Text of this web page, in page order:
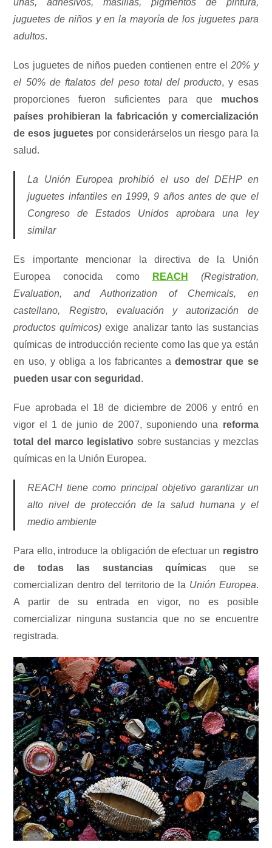
uñas, adhesivos, masillas, pigmentos de pintura,
juguetes de niños y en la mayoría de los juguetes para
adultos.
Los juguetes de niños pueden contienen entre el20% y
el 50% de ftalatos del peso total del producto, y esas
proporciones fueron suficientes para que muchos
países prohibieran la fabricación y comercialización
de esos juguetespor considerárselos un riesgo para la
salud.
La Unión Europea prohibió el uso del DEHP en
juguetes infantiles en 1999, 9 años antes de que el
Congreso de Estados Unidos aprobara una ley
similar
Es importante mencionar la directiva de la Unión
Europea conocida como
REACH
(Registration,
Evaluation, and Authorization of Chemicals, en
castellano, Registro, evaluación y autorización de
productos químicos) exige analizar tanto las sustancias
químicas de introducción reciente como las que ya están
en uso, y obliga a los fabricantes ademostrar que se
pueden usar con seguridad .
Fue aprobada el 18 de diciembre de 2006 y entró en
vigor el 1 de junio de 2007, suponiendo una reforma
total del marco legislativo sobre sustancias y mezclas
químicas en la Unión Europea.
REACH tiene como principal objetivo garantizar un
alto nivel de protección de la salud humana y el
medio ambiente
Para ello, introduce la obligación de efectuar un registro
de todas las sustancias químicas que se
comercializan dentro del territorio de la Unión Europea.
A partir de su entrada en vigor, no es posible
comercializar ninguna sustancia que no se encuentre
registrada.